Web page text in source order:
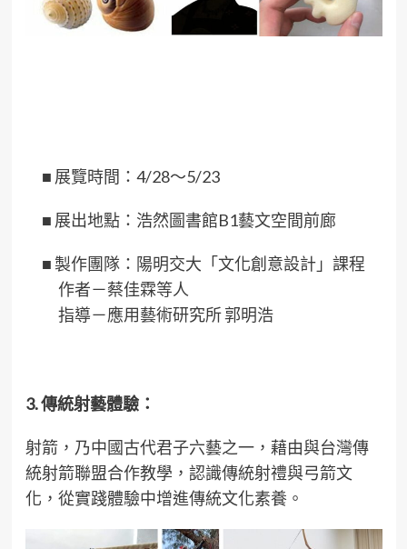
■ 展覽時間：4/28～5/23
■ 展出地點：浩然圖書館B1藝文空間前廊
■ 製作團隊：陽明交大「文化創意設計」課程
作者－蔡佳霖等人
指導－應用藝術研究所 郭明浩
3. 傳統射藝體驗：
射箭，乃中國古代君子六藝之一，藉由與台灣傳
統射箭聯盟合作教學，認識傳統射禮與弓箭文
化，從實踐體驗中增進傳統文化素養。